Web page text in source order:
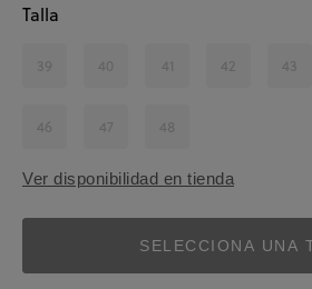
Talla
39 40 41 42 43
46 47 48
Ver disponibilidad en tienda
SELECCIONA UNA